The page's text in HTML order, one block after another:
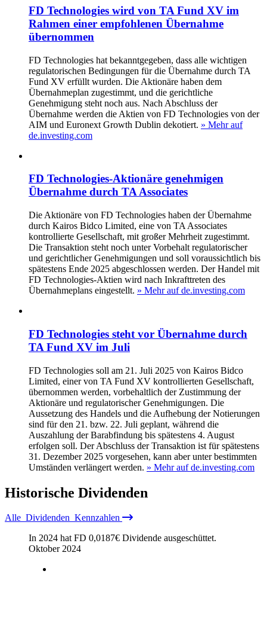
FD Technologies wird von TA Fund XV im
Rahmen einer empfohlenen Übernahme
übernommen
FD Technologies hat bekanntgegeben, dass alle wichtigen
regulatorischen Bedingungen für die Übernahme durch TA
Fund XV erfüllt wurden. Die Aktionäre haben dem
Übernahmeplan zugestimmt, und die gerichtliche
Genehmigung steht noch aus. Nach Abschluss der
Übernahme werden die Aktien von FD Technologies von der
AIM und Euronext Growth Dublin dekotiert. » Mehr auf
de.investing.com
FD Technologies-Aktionäre genehmigen
Übernahme durch TA Associates
Die Aktionäre von FD Technologies haben der Übernahme
durch Kairos Bidco Limited, eine von TA Associates
kontrollierte Gesellschaft, mit großer Mehrheit zugestimmt.
Die Transaktion steht noch unter Vorbehalt regulatorischer
und gerichtlicher Genehmigungen und soll voraussichtlich bis
spätestens Ende 2025 abgeschlossen werden. Der Handel mit
FD Technologies-Aktien wird nach Inkrafttreten des
Übernahmeplans eingestellt. » Mehr auf de.investing.com
FD Technologies steht vor Übernahme durch
TA Fund XV im Juli
FD Technologies soll am 21. Juli 2025 von Kairos Bidco
Limited, einer von TA Fund XV kontrollierten Gesellschaft,
übernommen werden, vorbehaltlich der Zustimmung der
Aktionäre und regulatorischer Genehmigungen. Die
Aussetzung des Handels und die Aufhebung der Notierungen
sind für den 21. bzw. 22. Juli geplant, während die
Auszahlung der Barabfindung bis spätestens 4. August
erfolgen soll. Der Abschluss der Transaktion ist für spätestens
31. Dezember 2025 vorgesehen, kann aber unter bestimmten
Umständen verlängert werden. » Mehr auf de.investing.com
Historische Dividenden
Alle Dividenden Kennzahlen
In 2024 hat FD 0,0187€ Dividende ausgeschüttet.
Oktober 2024